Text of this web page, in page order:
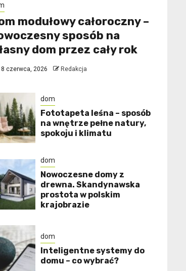
modułowy całoroczny –
sposób na
dom przez cały rok
czerwca, 2026 Redakcja
dom
​Fototapeta leśna – sposób
na wnętrze pełne natury,
spokoju i klimatu
dom
Nowoczesne domy z
drewna. Skandynawska
prostota w polskim
krajobrazie
dom
Inteligentne systemy do
domu – co wybrać?